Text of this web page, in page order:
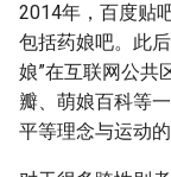
2014年，百度贴
包括药娘吧。此
娘”在互联网公共
瓣、萌娘百科等
平等理念与运动